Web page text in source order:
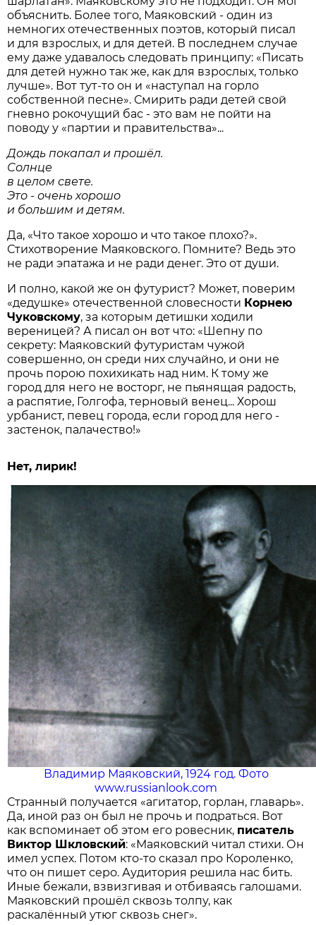
объяснить. Более того, Маяковский - один из
немногих отечественных поэтов, который писал
и для взрослых, и для детей. В последнем случае
ему даже удавалось следовать принципу: «Писать
для детей нужно так же, как для взрослых, только
лучше». Вот тут-то он и «наступал на горло
собственной песне». Смирить ради детей свой
гневно рокочущий бас - это вам не пойти на
поводу у «партии и правительства»...
Дождь покапал и прошёл.
Солнце
в целом свете.
Это - очень хорошо
и большим и детям.
Да, «Что такое хорошо и что такое плохо?».
Стихотворение Маяков­ского. Помните? Ведь это
не ради эпатажа и не ради денег. Это от души.
И полно, какой же он футурист? Может, поверим
«дедушке» отечественной словесности Корнею
Чуковскому, за которым детишки ходили
вереницей? А писал он вот что: «Шепну по
секрету: Маяковский футуристам чужой
совершенно, он среди них случайно, и они не
прочь порою похихикать над ним. К тому же
город для него не восторг, не пьянящая радость,
а распятие, Голгофа, терновый венец... Хорош
урбанист, певец города, если город для него -
застенок, палачество!»
Нет, лирик!
Владимир Маяковский, 1924 год. Фото
www.russianlook.com
Странный получается «агитатор, горлан, главарь».
Да, иной раз он был не прочь и подраться. Вот
как вспоминает об этом его ровесник, писатель
Виктор Шкловский: «Маяковский читал стихи. Он
имел успех. Потом кто-то сказал про Короленко,
что он пишет серо. Аудитория решила нас бить.
Иные бежали, взвизгивая и отбиваясь галошами.
Маяковский прошёл сквозь толпу, как
раскалённый утюг сквозь снег».